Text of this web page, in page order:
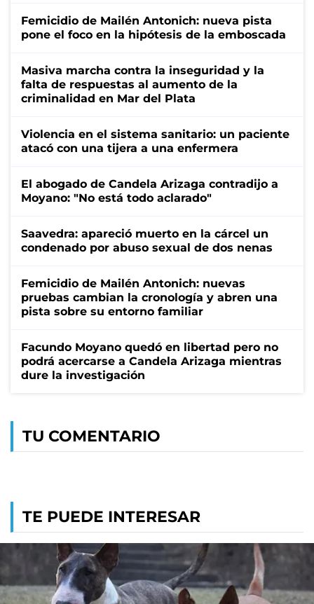
Femicidio de Mailén Antonich: nueva pista
pone el foco en la hipótesis de la emboscada
Masiva marcha contra la inseguridad y la
falta de respuestas al aumento de la
criminalidad en Mar del Plata
Violencia en el sistema sanitario: un paciente
atacó con una tijera a una enfermera
El abogado de Candela Arizaga contradijo a
Moyano: "No está todo aclarado"
Saavedra: apareció muerto en la cárcel un
condenado por abuso sexual de dos nenas
Femicidio de Mailén Antonich: nuevas
pruebas cambian la cronología y abren una
pista sobre su entorno familiar
Facundo Moyano quedó en libertad pero no
podrá acercarse a Candela Arizaga mientras
dure la investigación
TU COMENTARIO
TE PUEDE INTERESAR